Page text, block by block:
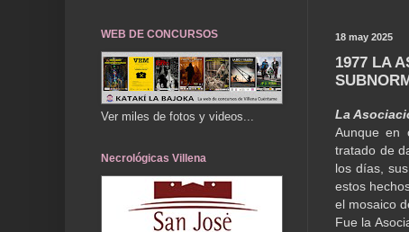
18 may 2025
1977 LA
La
Aunque en
tratado de
los días,
estos
el mosaico
Fue la
WEB DE CONCURSOS
Ver miles de fotos y videos...
Necrológicas Villena